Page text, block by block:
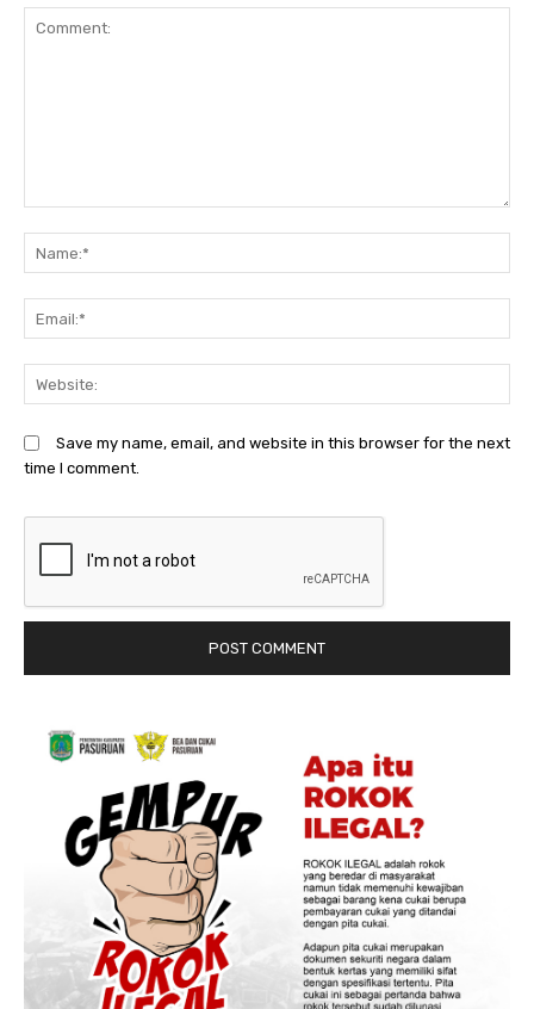
Save my name, email, and website in this browser for the next
time I comment.